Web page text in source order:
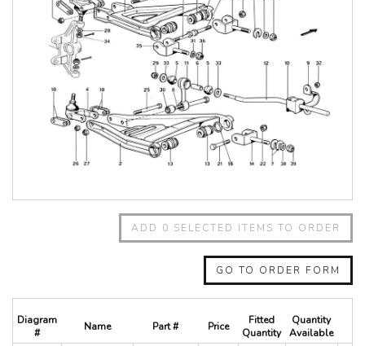
360 Challenge
360 Challenge Stradale
360 Modena
360 Spider
365 GT 2+2
365 GT4 BB
458 Speciale
512 BBI
512 TR
550 Maranello
ADD 0 SELECTED ITEMS TO ORDER
GO TO ORDER FORM
Diagram
#
Name Part # Price
Fitted
Quantity
Quantity
Available